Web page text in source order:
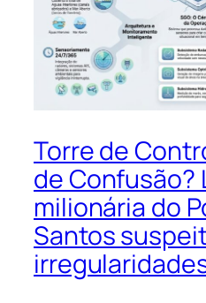
Torre de
de Confusão?
milionária do
Santos